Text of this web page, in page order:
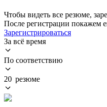
Чтобы видеть все резюме,
После регистрации покажем
Зарегистрироваться
За всё время
По соответствию
20 резюме